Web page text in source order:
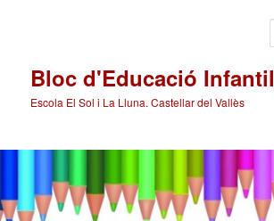
Bloc d'Educació Infantil
Escola El Sol i La Lluna. Castellar del Vallès